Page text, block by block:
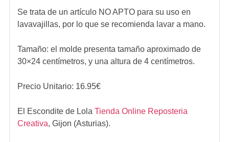
Se trata de un artículo NO APTO para su uso en
lavavajillas, por lo que se recomienda lavar a mano.
Tamaño: el molde presenta tamaño aproximado de
30×24 centímetros, y una altura de 4 centímetros.
Precio Unitario: 16.95€
El Escondite de Lola Tienda Online Reposteria
Creativa, Gijon (Asturias).